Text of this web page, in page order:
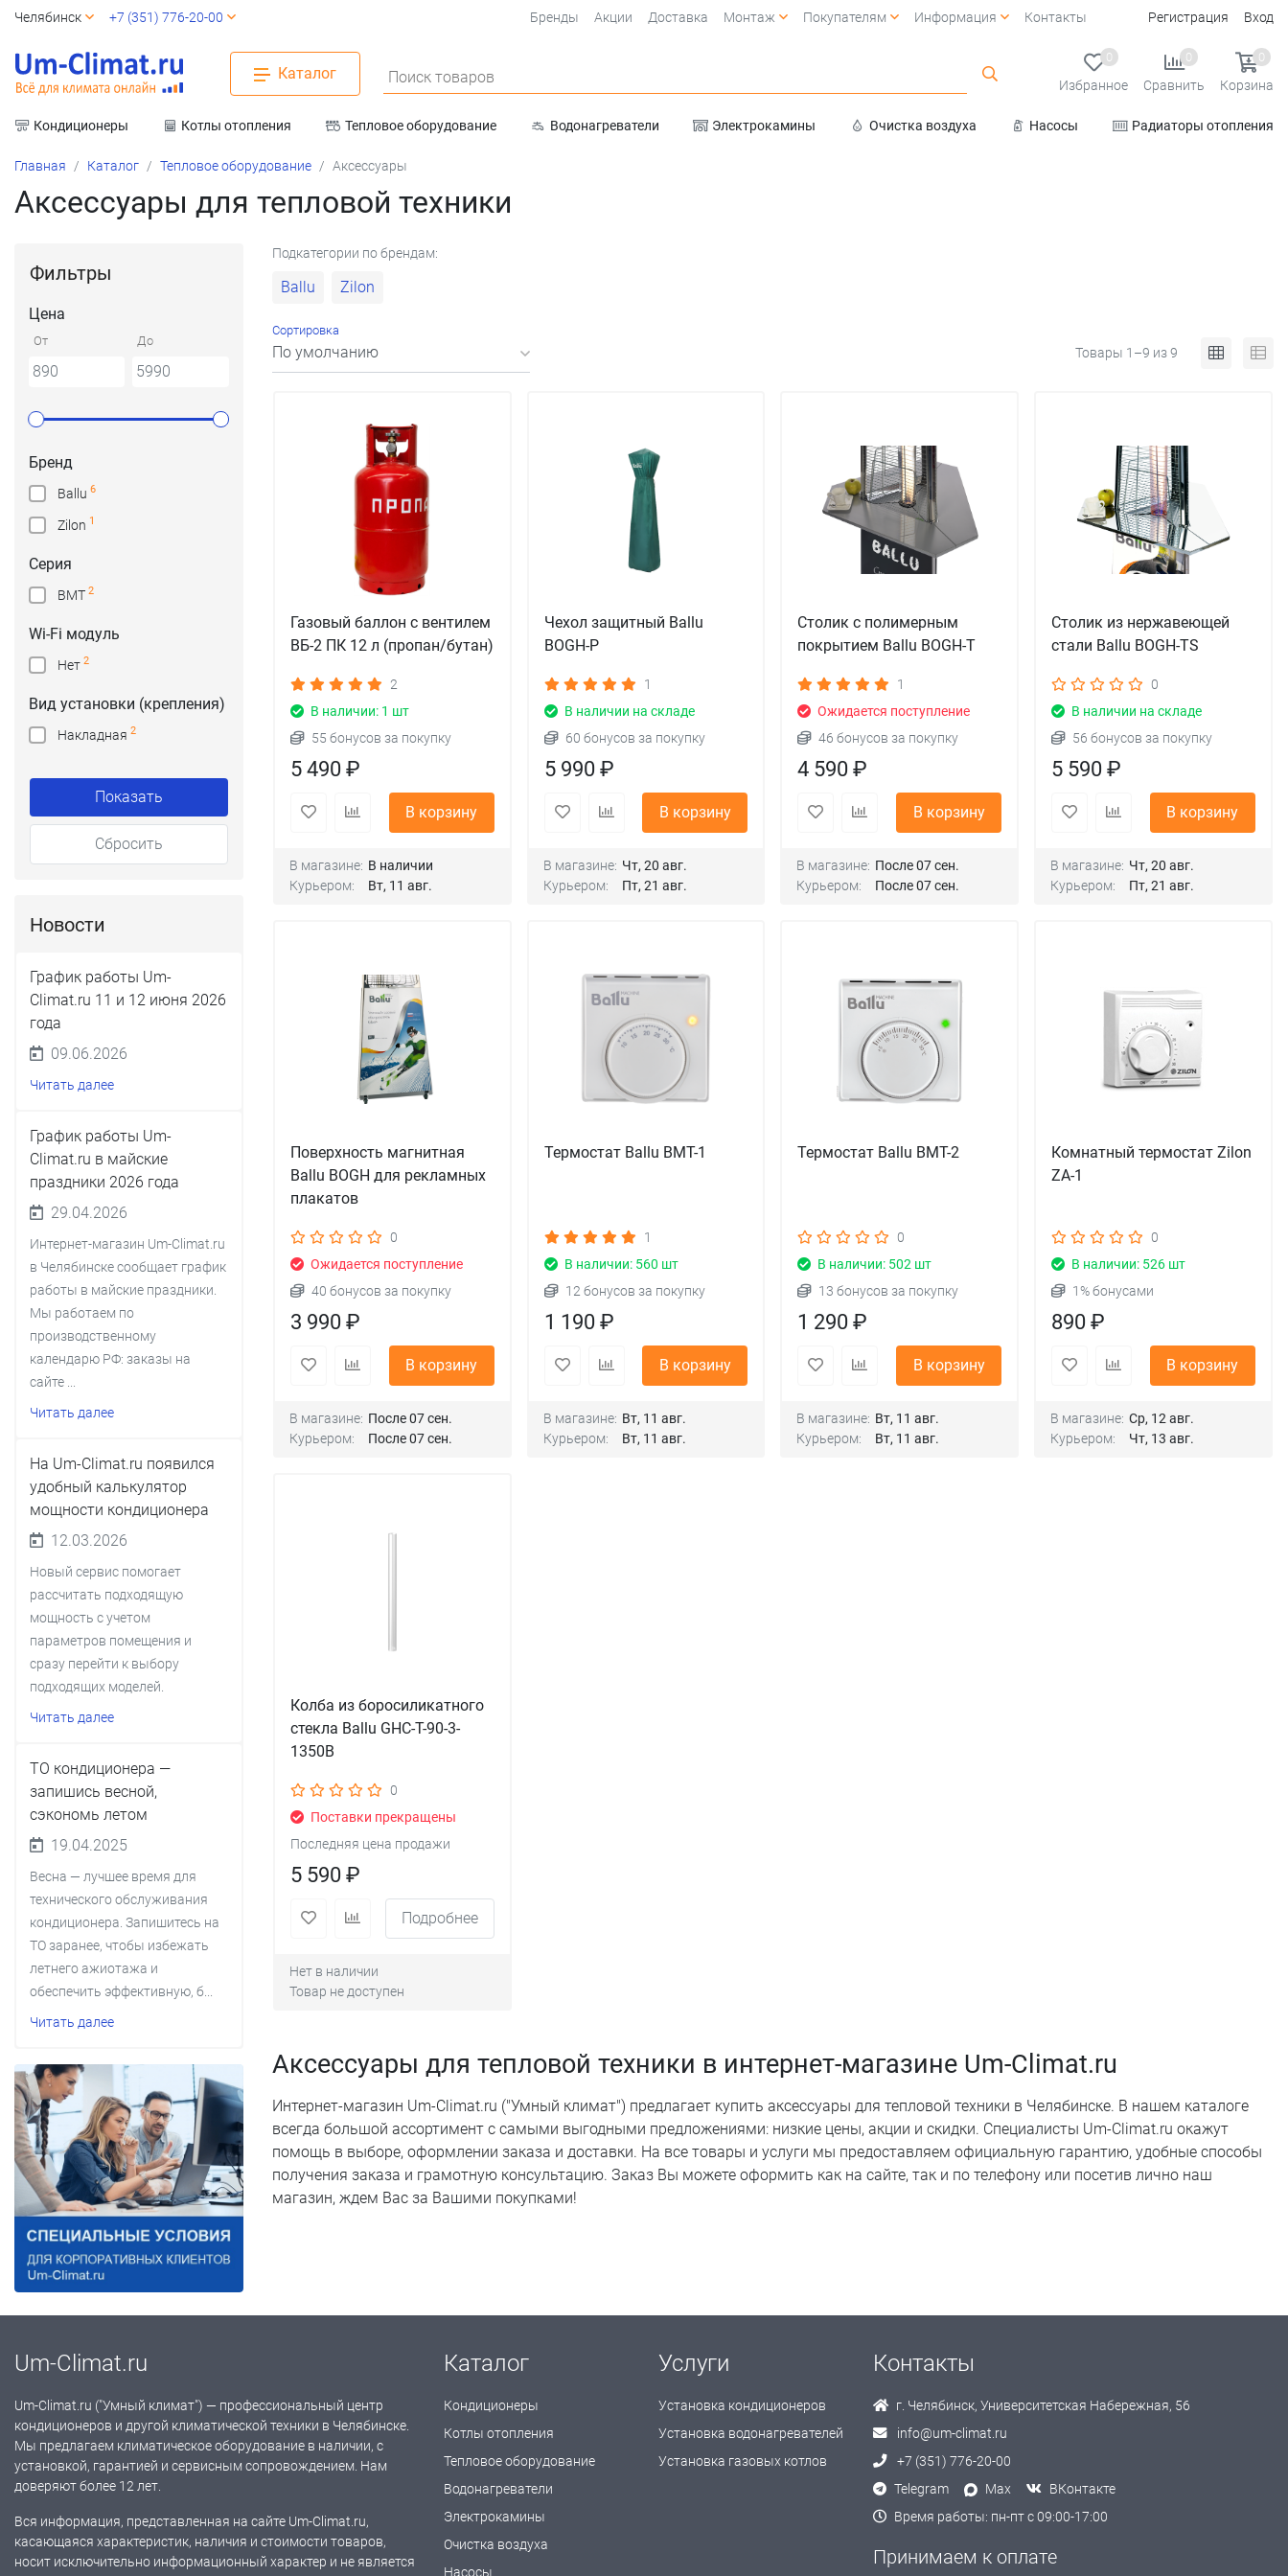
Кондиционеры Котлы отопления Тепловое оборудование Водонагреватели Электрокамины Очистка воздуха Насосы
Радиаторы отопления
Каталог Поиск товаров
0
Избранное
0
Сравнить
0
Корзина
Челябинск +7 (351) 776-20-00 Бренды Акции Доставка Монтаж Покупателям Информация Контакты Регистрация Вход
Главная Каталог Тепловое оборудование Аксессуары
Аксессуары для тепловой техники
Фильтры
Цена
От До
Бренд
Ballu 6
Zilon 1
Серия
BMT 2
Wi-Fi модуль
Нет 2
Вид установки (крепления)
Накладная 2
Показать
Сбросить
Новости
График работы Um-
Climat.ru 11 и 12 июня 2026
года
09.06.2026
Читать далее
График работы Um-
Climat.ru в майские
праздники 2026 года
29.04.2026
Интернет-магазин Um-Climat.ru
в Челябинске сообщает график
работы в майские праздники.
Мы работаем по
производственному
календарю РФ: заказы на
сайте ...
Читать далее
На Um-Climat.ru появился
удобный калькулятор
мощности кондиционера
12.03.2026
Новый сервис помогает
рассчитать подходящую
мощность с учетом
параметров помещения и
сразу перейти к выбору
подходящих моделей.
Читать далее
ТО кондиционера —
запишись весной,
сэкономь летом
19.04.2025
Весна — лучшее время для
технического обслуживания
кондиционера. Запишитесь на
ТО заранее, чтобы избежать
летнего ажиотажа и
обеспечить эффективную, б...
Читать далее
Подкатегории по брендам:
Ballu Zilon
Сортировка
Товары 1–9 из 9
Газовый баллон с вентилем
ВБ-2 ПК 12 л (пропан/бутан)
2
В наличии: 1 шт
55 бонусов за покупку
5 490 ₽
В корзину
В магазине: В наличии
Курьером:
Вт, 11 авг.
Чехол защитный Ballu
BOGH-P
1
В наличии на складе
60 бонусов за покупку
5 990 ₽
В корзину
В магазине: Чт, 20 авг.
Курьером:
Пт, 21 авг.
Столик с полимерным
покрытием Ballu BOGH-T
1
Ожидается поступление
46 бонусов за покупку
4 590 ₽
В корзину
В магазине: После 07 сен.
Курьером:
После 07 сен.
Столик из нержавеющей
стали Ballu BOGH-TS
0
В наличии на складе
56 бонусов за покупку
5 590 ₽
В корзину
В магазине: Чт, 20 авг.
Курьером:
Пт, 21 авг.
Поверхность магнитная
Ballu BOGH для рекламных
плакатов
0
Ожидается поступление
40 бонусов за покупку
3 990 ₽
В корзину
В магазине: После 07 сен.
Курьером:
После 07 сен.
Термостат Ballu BMT-1
1
В наличии: 560 шт
12 бонусов за покупку
1 190 ₽
В корзину
В магазине: Вт, 11 авг.
Курьером:
Вт, 11 авг.
Термостат Ballu BMT-2
0
В наличии: 502 шт
13 бонусов за покупку
1 290 ₽
В корзину
В магазине: Вт, 11 авг.
Курьером:
Вт, 11 авг.
Комнатный термостат Zilon
ZA-1
0
В наличии: 526 шт
1% бонусами
890 ₽
В корзину
В магазине: Ср, 12 авг.
Курьером:
Чт, 13 авг.
Колба из боросиликатного
стекла Ballu GHC-T-90-3-
1350B
0
Поставки прекращены
Последняя цена продажи
5 590 ₽
Подробнее
Нет в наличии
Товар не доступен
Аксессуары для тепловой техники в интернет-магазине Um-Climat.ru
Интернет-магазин Um-Climat.ru ("Умный климат") предлагает купить аксессуары для тепловой техники в Челябинске. В нашем каталоге
всегда большой ассортимент с самыми выгодными предложениями: низкие цены, акции и скидки. Специалисты Um-Climat.ru окажут
помощь в выборе, оформлении заказа и доставки. На все товары и услуги мы предоставляем официальную гарантию, удобные способы
получения заказа и грамотную консультацию. Заказ Вы можете оформить как на сайте, так и по телефону или посетив лично наш
магазин, ждем Вас за Вашими покупками!
Um-Climat.ru
Um-Climat.ru ("Умный климат") — профессиональный центр
кондиционеров и другой климатической техники в Челябинске.
Мы предлагаем климатическое оборудование в наличии, с
установкой, гарантией и сервисным сопровождением. Нам
доверяют более 12 лет.
Вся информация, представленная на сайте Um-Climat.ru,
касающаяся характеристик, наличия и стоимости товаров,
носит исключительно информационный характер и не является
Каталог
Кондиционеры
Котлы отопления
Тепловое оборудование
Водонагреватели
Электрокамины
Очистка воздуха
Услуги
Установка кондиционеров
Установка водонагревателей
Установка газовых котлов
Контакты
г. Челябинск, Университетская Набережная, 56
info@um-climat.ru
+7 (351) 776-20-00
Telegram
Max
ВКонтакте
Время работы: пн-пт с 09:00-17:00
Принимаем к оплате